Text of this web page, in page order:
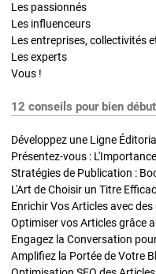
Les passionnés
Les influenceurs
Les entreprises, collectivités
Les experts
Vous !
12 conseils pour bien
Développez une Ligne
Présentez-vous :
L'Art de Choisir un Titre
Optimiser vos Articles grâce
Engagez la Conversation
Amplifiez la Portée de Votre